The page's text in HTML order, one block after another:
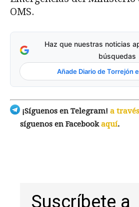
OMS.
Haz que nuestras noticias
búsquedas
Añade Diario de Torrejón
¡Síguenos en Telegram! a
síguenos en Facebookaquí.
Suscríbete a